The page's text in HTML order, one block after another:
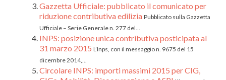
Gazzetta Ufficiale: pubblicato il comunicato per
riduzione contributiva edilizia Pubblicato sulla Gazzetta
Ufficiale – Serie Generale n. 277 del...
INPS: posizione unica contributiva posticipata al
31 marzo 2015 L’Inps, con il messaggio n. 9675 del 15
dicembre 2014,...
Circolare INPS: importi massimi 2015 per CIG,